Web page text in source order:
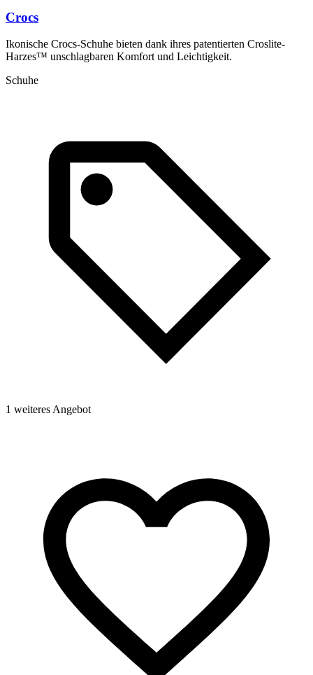
Crocs
Ikonische Crocs-Schuhe bieten dank ihres patentierten Croslite-
Harzes™ unschlagbaren Komfort und Leichtigkeit.
Schuhe
1 weiteres Angebot